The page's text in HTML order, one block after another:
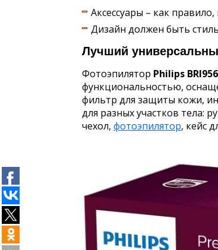
Аксессуары – как
Дизайн должен быть
Лучший
Фотоэпилятор Philips
функциональностью,
фильтр для защиты кожи,
для разных участков тела:
чехол, фотоэпилятор, кейс